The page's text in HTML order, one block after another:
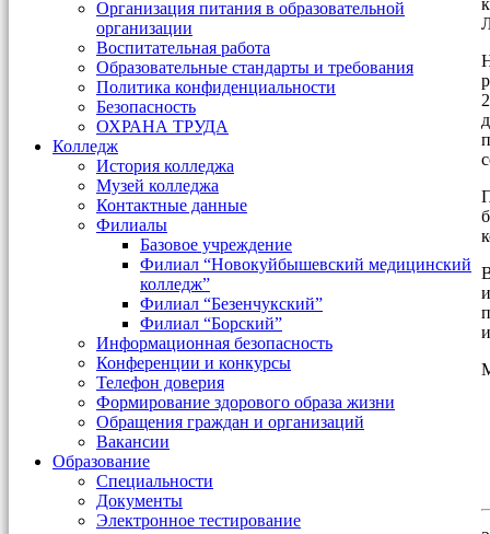
Организация питания в образовательной
организации
Воспитательная работа
Образовательные стандарты и требования
Политика конфиденциальности
Безопасность
ОХРАНА ТРУДА
Колледж
История колледжа
Музей колледжа
Контактные данные
Филиалы
Базовое учреждение
Филиал “Новокуйбышевский медицинский
колледж”
Филиал “Безенчукский”
Филиал “Борский”
Информационная безопасность
Конференции и конкурсы
Телефон доверия
Формирование здорового образа жизни
Обращения граждан и организаций
Вакансии
Образование
Специальности
Документы
Электронное тестирование